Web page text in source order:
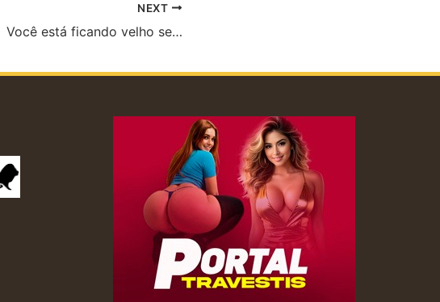
NEXT
Você está ficando velho se…